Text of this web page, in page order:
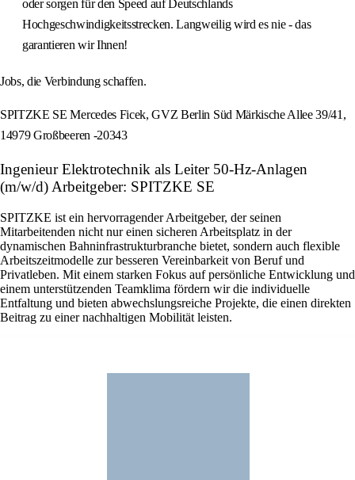
oder sorgen für den Speed auf Deutschlands
Hochgeschwindigkeitsstrecken. Langweilig wird es nie - das
garantieren wir Ihnen!
Jobs, die Verbindung schaffen.
SPITZKE SE Mercedes Ficek, GVZ Berlin Süd Märkische Allee 39/41,
14979 Großbeeren -20343
Ingenieur Elektrotechnik als Leiter 50-Hz-Anlagen
(m/w/d) Arbeitgeber: SPITZKE SE
SPITZKE ist ein hervorragender Arbeitgeber, der seinen
Mitarbeitenden nicht nur einen sicheren Arbeitsplatz in der
dynamischen Bahninfrastrukturbranche bietet, sondern auch flexible
Arbeitszeitmodelle zur besseren Vereinbarkeit von Beruf und
Privatleben. Mit einem starken Fokus auf persönliche Entwicklung und
einem unterstützenden Teamklima fördern wir die individuelle
Entfaltung und bieten abwechslungsreiche Projekte, die einen direkten
Beitrag zu einer nachhaltigen Mobilität leisten.